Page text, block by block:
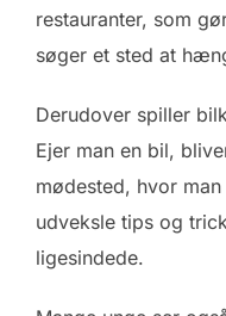
restauranter, som
søger et sted at
Derudover spiller
Ejer man en bil,
mødested, hvor
udveksle tips og
ligesindede.